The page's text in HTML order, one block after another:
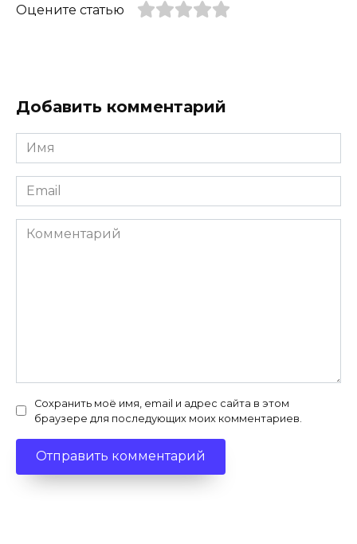
Оцените статью
Добавить комментарий
Имя
*
Email
*
Комментарий
Сохранить моё имя, email и адрес сайта в этом
браузере для последующих моих комментариев.